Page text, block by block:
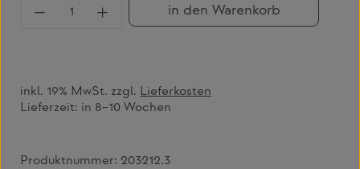
Produkt Anzahl: Gib den gewünschten
in den Warenkorb
inkl. 19% MwSt. zzgl. Lieferkosten
Lieferzeit: in 8–10 Wochen
Produktnummer: 203212.3